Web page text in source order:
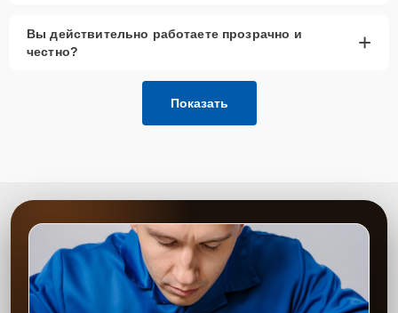
Вы действительно работаете прозрачно и
честно?
+
Показать